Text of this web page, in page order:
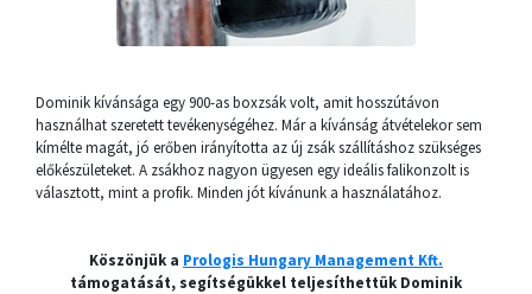
Dominik kívánsága egy 900-as boxzsák volt, amit hosszútávon
használhat szeretett tevékenységéhez. Már a kívánság átvételekor sem
kímélte magát, jó erőben irányította az új zsák szállításhoz szükséges
előkészületeket. A zsákhoz nagyon ügyesen egy ideális falikonzolt is
választott, mint a profik. Minden jót kívánunk a használatához.
Köszönjük a Prologis Hungary Management Kft.
támogatását, segítségükkel teljesíthettük Dominik